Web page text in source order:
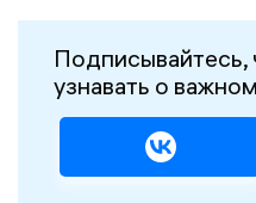
узнавать о